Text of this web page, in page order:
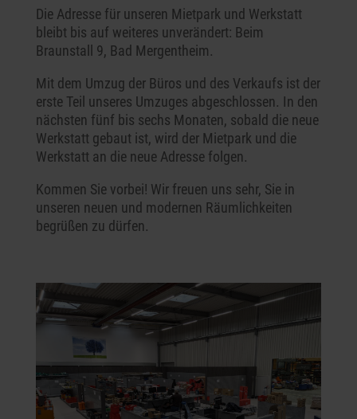
Die Adresse für unseren Mietpark und Werkstatt
bleibt bis auf weiteres unverändert: Beim
Braunstall 9, Bad Mergentheim.
Mit dem Umzug der Büros und des Verkaufs ist der
erste Teil unseres Umzuges abgeschlossen. In den
nächsten fünf bis sechs Monaten, sobald die neue
Werkstatt gebaut ist, wird der Mietpark und die
Werkstatt an die neue Adresse folgen.
Kommen Sie vorbei! Wir freuen uns sehr, Sie in
unseren neuen und modernen Räumlichkeiten
begrüßen zu dürfen.